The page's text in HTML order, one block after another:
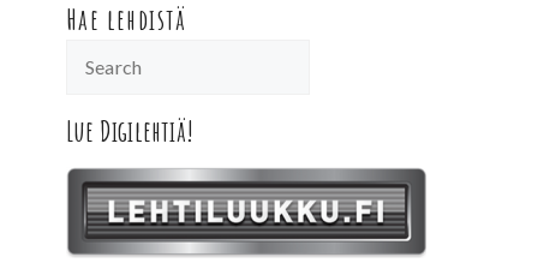
Hae lehdistä
Lue Digilehtiä!